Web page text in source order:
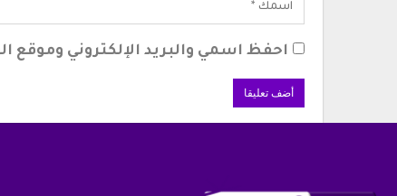
احفظ اسمي والبريد الإلكتروني وموقع